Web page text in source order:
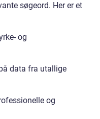
søgeord. Her er et
og
data fra utallige
og